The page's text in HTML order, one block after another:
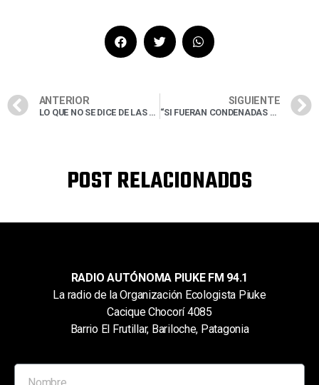
ANTERIOR
LO QUE NO SE DICE DE LAS CONMEMORACIONES
SIGUIENTE
“SI FUERAN CONDENADAS SERÍA POR UNA PENA MENOR AL TIEMPO QUE LLEVAN DETENIDAS”
POST RELACIONADOS
RADIO AUTÓNOMA PIUKE FM 94.1
La radio de la Organización Ecologista Piuke
Cacique Chocorí 4085
Barrio El Frutillar, Bariloche, Patagonia